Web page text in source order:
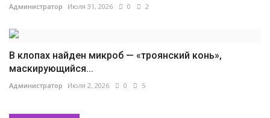
Администратор Июля 31, 2026 0 2
В клопах найден микроб — «троянский конь»,
маскирующийся...
Администратор Июля 2, 2026 0 5